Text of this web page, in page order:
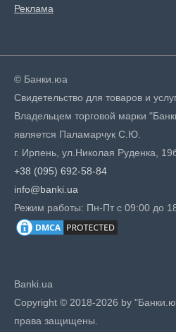
Реклама
© Банки.юа
Свидетельство для товаров и
Владельцем торговой марки
является Паламарчук С.Ю.
г. Ирпень, ул.Николая Руденка,
+38 (095) 692-58-84
info@banki.ua
Режим работы: Пн-Пт с 09:00 до
Banki.ua
Copyright © 2018-2026 by
права защищены.